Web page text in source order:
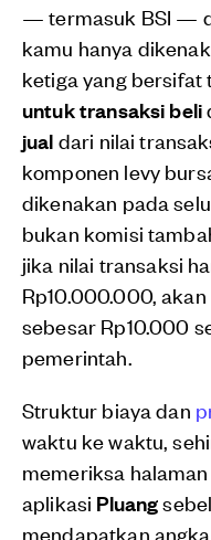
— termasuk BSI —
kamu hanya
ketiga yang
untuk transaksi beli
jual dari nilai
komponen levy
dikenakan pada
bukan komisi
jika nilai transaksi
Rp10.000.000,
sebesar Rp10.000
pemerintah.
Struktur biaya dan
waktu ke waktu,
memeriksa
aplikasi Pluang
mendapatkan